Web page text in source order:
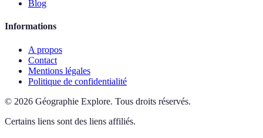
Blog
Informations
A propos
Contact
Mentions légales
Politique de confidentialité
© 2026 Géographie Explore. Tous droits réservés.
Certains liens sont des liens affiliés.